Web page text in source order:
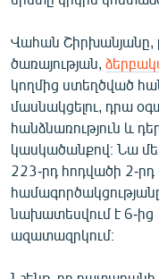
Վահան Շիրխանյանը,
ծառայության,
կողմից ստեղծված
մասնակցելու, դրա
հանձնառություն և
կասկածանքով։ Նա
223-րդ հոդվածի 2-
նախատեսվում է 6-
ազատազրկում։